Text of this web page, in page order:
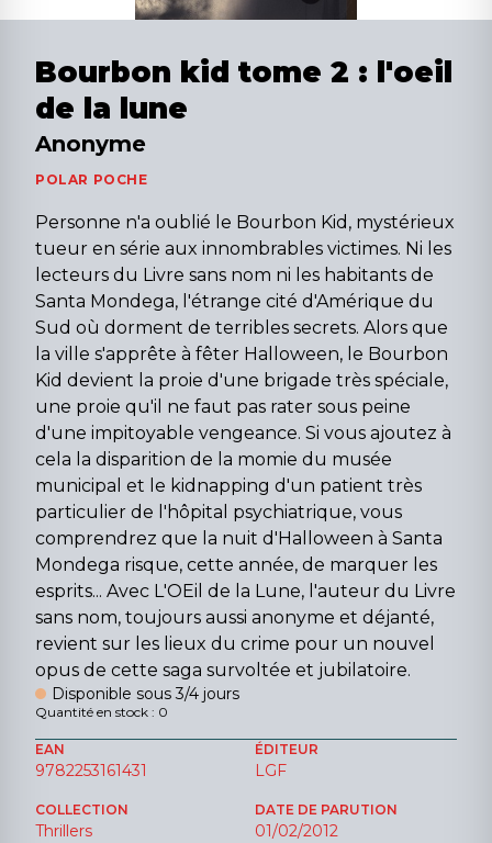
Bourbon kid tome 2 : l'oeil
de la lune
Anonyme
POLAR POCHE
Personne n'a oublié le Bourbon Kid, mystérieux
tueur en série aux innombrables victimes. Ni les
lecteurs du Livre sans nom ni les habitants de
Santa Mondega, l'étrange cité d'Amérique du
Sud où dorment de terribles secrets. Alors que
la ville s'apprête à fêter Halloween, le Bourbon
Kid devient la proie d'une brigade très spéciale,
une proie qu'il ne faut pas rater sous peine
d'une impitoyable vengeance. Si vous ajoutez à
cela la disparition de la momie du musée
municipal et le kidnapping d'un patient très
particulier de l'hôpital psychiatrique, vous
comprendrez que la nuit d'Halloween à Santa
Mondega risque, cette année, de marquer les
esprits... Avec L'OEil de la Lune, l'auteur du Livre
sans nom, toujours aussi anonyme et déjanté,
revient sur les lieux du crime pour un nouvel
opus de cette saga survoltée et jubilatoire.
Disponible sous 3/4 jours
Quantité en stock : 0
EAN
9782253161431
ÉDITEUR
LGF
COLLECTION
Thrillers
DATE DE PARUTION
01/02/2012